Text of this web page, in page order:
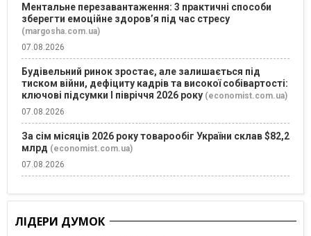
Ментальне перезавантаження: 3 практичні способи
зберегти емоційне здоров’я під час стресу
(margosha.com.ua)
07.08.2026
Будівельний ринок зростає, але залишається під
тиском війни, дефіциту кадрів та високої собівартості:
ключові підсумки І півріччя 2026 року (economist.com.ua)
07.08.2026
За сім місяців 2026 року товарообіг України склав $82,2
млрд (economist.com.ua)
07.08.2026
ЛІДЕРИ ДУМОК